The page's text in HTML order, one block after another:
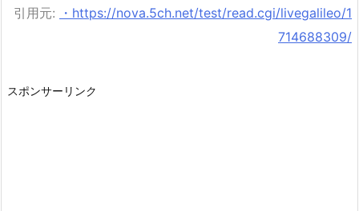
引用元:
・https://nova.5ch.net/test/read.cgi/livegalileo/1
714688309/
スポンサーリンク